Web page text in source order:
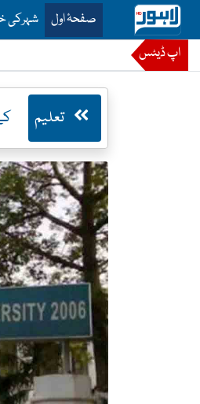
صفحۂ اولNews
شہرکی
اپ ڈیٹس
تعلیم